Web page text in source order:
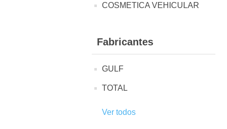
COSMETICA VEHICULAR
Fabricantes
GULF
TOTAL
Ver todos